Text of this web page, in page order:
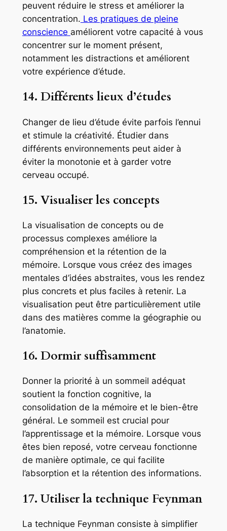
peuvent réduire le stress et améliorer la
concentration. Les pratiques de pleine
conscience améliorent votre capacité à vous
concentrer sur le moment présent,
notamment les distractions et améliorent
votre expérience d’étude.
14. Différents lieux d’études
Changer de lieu d’étude évite parfois l’ennui
et stimule la créativité. Étudier dans
différents environnements peut aider à
éviter la monotonie et à garder votre
cerveau occupé.
15. Visualiser les concepts
La visualisation de concepts ou de
processus complexes améliore la
compréhension et la rétention de la
mémoire. Lorsque vous créez des images
mentales d’idées abstraites, vous les rendez
plus concrets et plus faciles à retenir. La
visualisation peut être particulièrement utile
dans des matières comme la géographie ou
l’anatomie.
16. Dormir suffisamment
Donner la priorité à un sommeil adéquat
soutient la fonction cognitive, la
consolidation de la mémoire et le bien-être
général. Le sommeil est crucial pour
l’apprentissage et la mémoire. Lorsque vous
êtes bien reposé, votre cerveau fonctionne
de manière optimale, ce qui facilite
l’absorption et la rétention des informations.
17. Utiliser la technique Feynman
La technique Feynman consiste à simplifier